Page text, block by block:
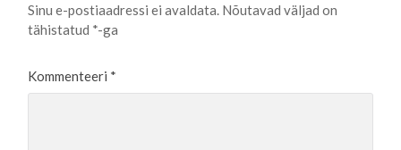
Sinu e-postiaadressi ei avaldata. Nõutavad väljad on
tähistatud *-ga
Kommenteeri *